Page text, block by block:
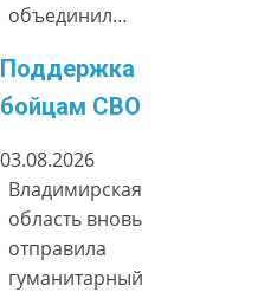
объединил…
Поддержка
бойцам СВО
03.08.2026
Владимирская
область вновь
отправила
гуманитарный